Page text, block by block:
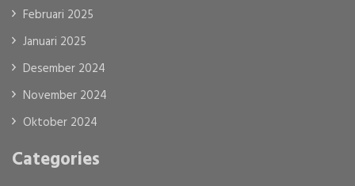
Februari 2025
Januari 2025
Desember 2024
November 2024
Oktober 2024
Categories